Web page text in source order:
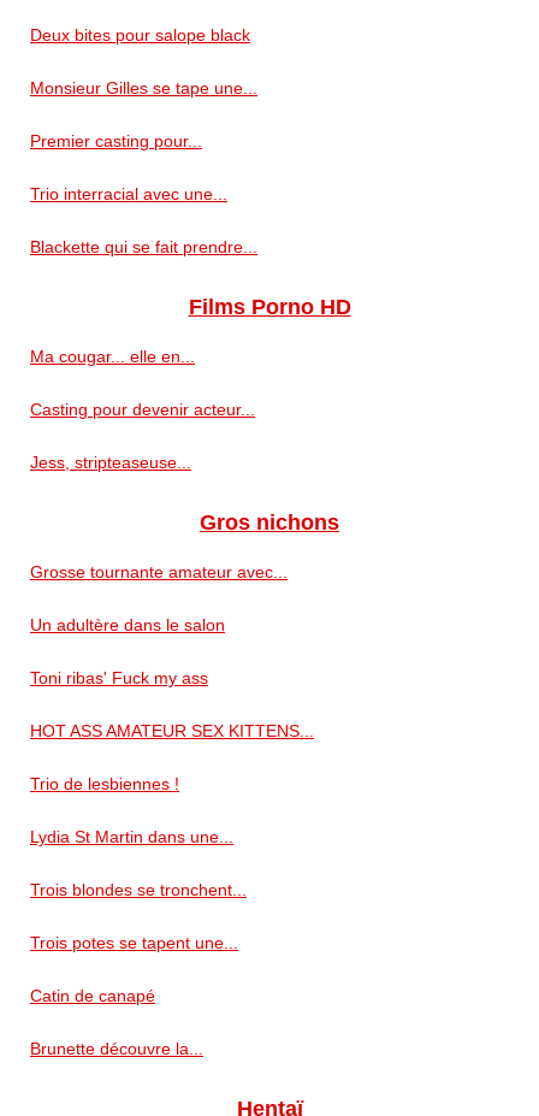
Deux bites pour salope black
Monsieur Gilles se tape une...
Premier casting pour...
Trio interracial avec une...
Blackette qui se fait prendre...
Films Porno HD
Ma cougar... elle en...
Casting pour devenir acteur...
Jess, stripteaseuse...
Gros nichons
Grosse tournante amateur avec...
Un adultère dans le salon
Toni ribas' Fuck my ass
HOT ASS AMATEUR SEX KITTENS...
Trio de lesbiennes !
Lydia St Martin dans une...
Trois blondes se tronchent...
Trois potes se tapent une...
Catin de canapé
Brunette découvre la...
Hentaï